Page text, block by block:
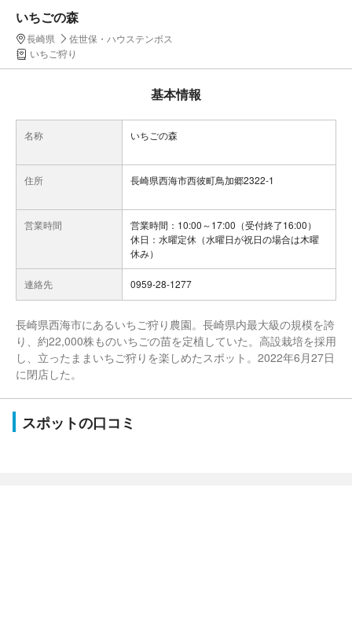
いちごの森
長崎県
佐世保・ハウステンボス
いちご狩り
基本情報
名称 いちごの森
住所 長崎県西海市西彼町鳥加郷2322-1
営業時間
営業時間：10:00～17:00（受付終了16:00）
休日：水曜定休（水曜日が祝日の場合は木曜
休み）
連絡先 0959-28-1277
長崎県西海市にあるいちご狩り農園。長崎県内最大級の規模を誇
り、約22,000株ものいちごの苗を定植していた。高設栽培を採用
し、立ったままいちご狩りを楽しめたスポット。2022年6月27日
に閉店した。
スポットの口コミ